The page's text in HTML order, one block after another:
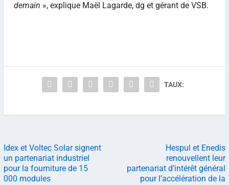
demain », explique Maël Lagarde, dg et gérant de VSB.
TAUX:
Idex et Voltec Solar signent
un partenariat industriel
pour la fourniture de 15
000 modules
Hespul et Enedis
renouvellent leur
partenariat d’intérêt général
pour l’accélération de la